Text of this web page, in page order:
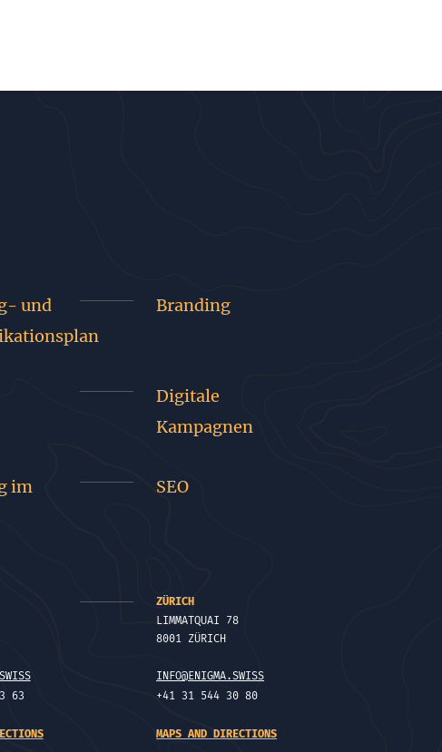
und
Branding
Digitale
Kampagnen
im
SEO
63
ZÜRICH
LIMMATQUAI 78
8001 ZÜRICH
INFO@ENIGMA.SWISS
+41 31 544 30 80
MAPS AND DIRECTIONS